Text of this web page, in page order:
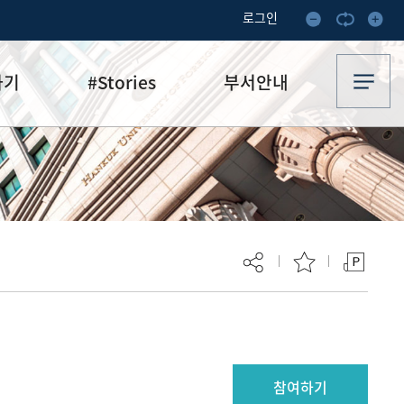
로그인
#Stories
기부·수혜스토리
기금소식
이달의 기부자
부서안내
업무안내
오시는 길
참여하기